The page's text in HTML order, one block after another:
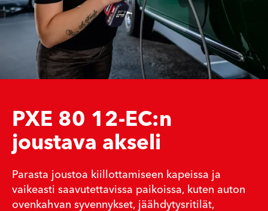
PXE 80 12-EC:n
joustava akseli
Parasta joustoa kiillottamiseen kapeissa ja
vaikeasti saavutettavissa paikoissa, kuten auton
ovenkahvan syvennykset, jäähdytysritilät,